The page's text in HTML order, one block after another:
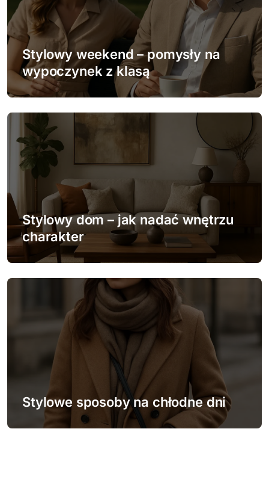
a
w
p
i
s
u
Stylowy weekend – pomysły na
wypoczynek z klasą
Stylowy dom – jak nadać wnętrzu
charakter
Stylowe sposoby na chłodne dni